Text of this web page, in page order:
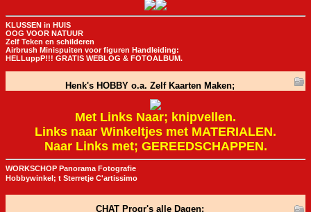
KLUSSEN in HUIS
OOG VOOR NATUUR
Zelf Teken en schilderen
Airbrush Minispuiten voor figuren Handleiding:
HELLuppP!!! GRATIS WEBLOG & FOTOALBUM.
Henk's HOBBY o.a. Zelf Kaarten Maken;
Met Links Naar; knipvellen.
Links naar Winkeltjes met MATERIALEN.
Naar Links met; GEREEDSCHAPPEN.
WORKSCHOP Panorama Fotografie
Hobbywinkel; t Sterretje C'artissimo
CHAT Progr's alle Dagen;